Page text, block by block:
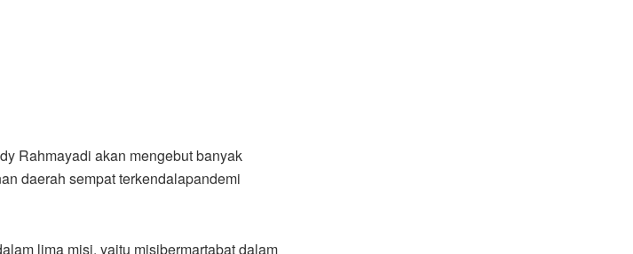
Rahmayadi akan mengebut banyak
daerah sempat terkendalapandemi
lima misi, yaitu misibermartabat dalam